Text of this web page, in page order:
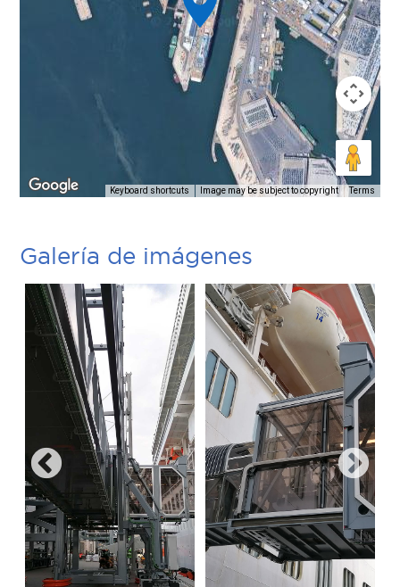
Keyboard shortcuts Image may be subject to copyright Terms
Galería de imágenes